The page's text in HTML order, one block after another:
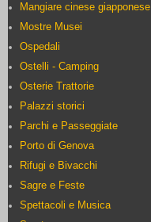
Mangiare cinese giapponese
Mostre Musei
Ospedali
Ostelli - Camping
Osterie Trattorie
Palazzi storici
Parchi e Passeggiate
Porto di Genova
Rifugi e Bivacchi
Sagre e Feste
Spettacoli e Musica